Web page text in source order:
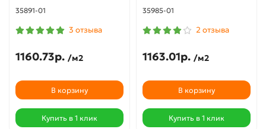
35891-01
3 отзыва
1160.73р. /м2
В корзину
Купить в 1 клик
35985-01
2 отзыва
1163.01р. /м2
В корзину
Купить в 1 клик